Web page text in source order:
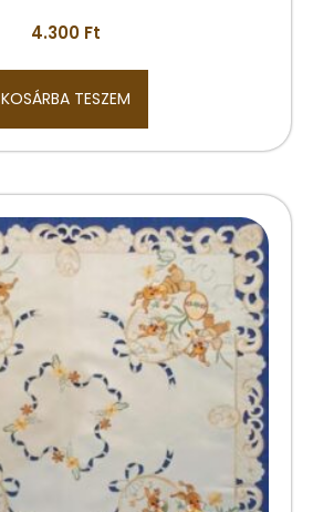
4.300 Ft
KOSÁRBA TESZEM